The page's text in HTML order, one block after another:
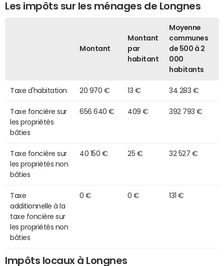
Les impôts sur les ménages de Longnes
Montant
Montant
par
habitant
Moyenne
communes
de 500 à 2
000
habitants
Taxe d'habitation 20 970 € 13 € 34 283 €
Taxe foncière sur
les propriétés
bâties
656 640 € 409 € 392 793 €
Taxe foncière sur
les propriétés non
bâties
40 150 € 25 € 32 527 €
Taxe
additionnelle à la
taxe foncière sur
les propriétés non
bâties
0 € 0 € 131 €
Impôts locaux à Longnes